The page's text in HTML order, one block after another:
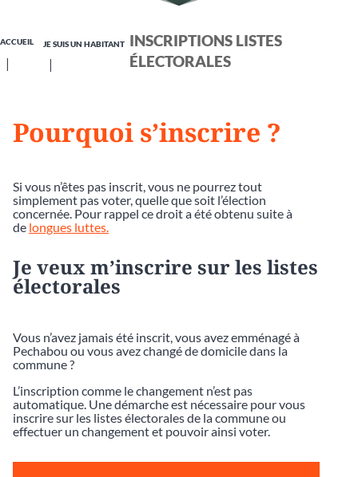
ACCUEIL JE SUIS UN HABITANT
INSCRIPTIONS LISTES
ÉLECTORALES
Pourquoi s’inscrire ?
Si vous n’êtes pas inscrit, vous ne pourrez tout
simplement pas voter, quelle que soit l’élection
concernée. Pour rappel ce droit a été obtenu suite à
de longues luttes.
Je veux m’inscrire sur les listes
électorales
Vous n’avez jamais été inscrit, vous avez emménagé à
Pechabou ou vous avez changé de domicile dans la
commune ?
L’inscription comme le changement n’est pas
automatique. Une démarche est nécessaire pour vous
inscrire sur les listes électorales de la commune ou
effectuer un changement et pouvoir ainsi voter.